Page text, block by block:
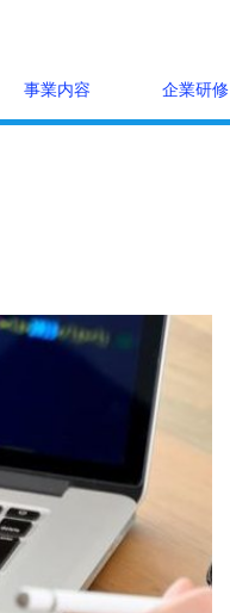
事業内容 企業研修